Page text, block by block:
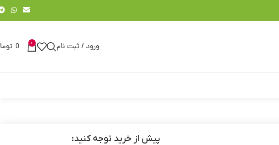
ورود / ثبت نام 0
0
پیش از خرید توجه کنید: